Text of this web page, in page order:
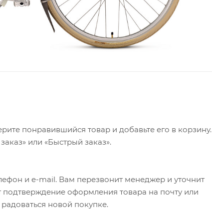
понравившийся товар и добавьте его в корзину.
или «Быстрый заказ».
и e-mail. Вам перезвонит менеджер и уточнит
подтверждение оформления товара на почту или
новой покупке.